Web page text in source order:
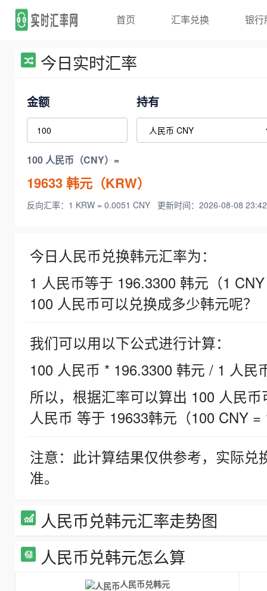
首页 汇率兑换 银行
今日实时汇率
金额 持有
100 人民币（CNY）=
19633韩元（KRW）
反向汇率：1 KRW = 0.0051 CNY 更新时间：2026-08-08
今日人民币兑换韩元汇率为：
1 人民币等于 196.3300 韩元（1
100 人民币可以兑换成多少韩元呢？
我们可以用以下公式进行计算：
100 人民币 * 196.3300 韩元 / 1 人民
所以，根据汇率可以算出 100 人民
人民币 等于 19633韩元（100 CNY =
注意：此计算结果仅供参考，实际
准。
人民币兑韩元汇率走势图
人民币兑韩元怎么算
人民币兑韩元